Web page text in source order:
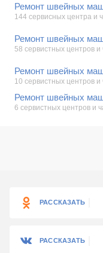
Ремонт швейных
144 сервисных центра и
Ремонт швейных
58 сервистных центров
Ремонт швейных
10 сервистных центров
Ремонт швейных
6 сервистных центров и
РАССКАЗАТЬ
РАССКАЗАТЬ